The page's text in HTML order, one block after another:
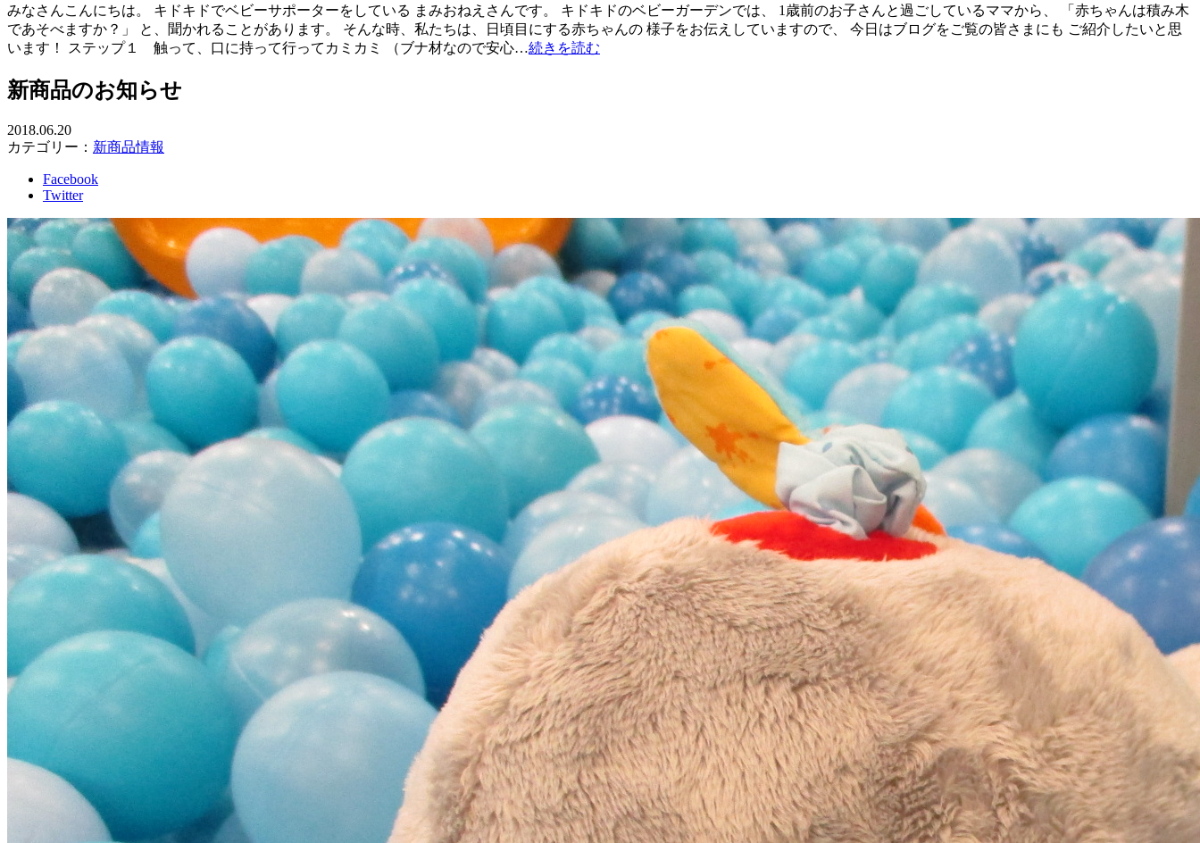
みなさんこんにちは。 キドキドでベビーサポーターをしている まみおねえさんです。 キドキドのベビーガーデンでは、 1歳前のお子さんと過ごしているママから、 「赤ちゃんは積み木
であそべますか？」 と、聞かれることがあります。 そんな時、私たちは、日頃目にする赤ちゃんの 様子をお伝えしていますので、 今日はブログをご覧の皆さまにも ご紹介したいと思
います！ ステップ１ 触って、口に持って行ってカミカミ （ブナ材なので安心…続きを読む
新商品のお知らせ
2018.06.20
カテゴリー： 新商品情報
Facebook
Twitter